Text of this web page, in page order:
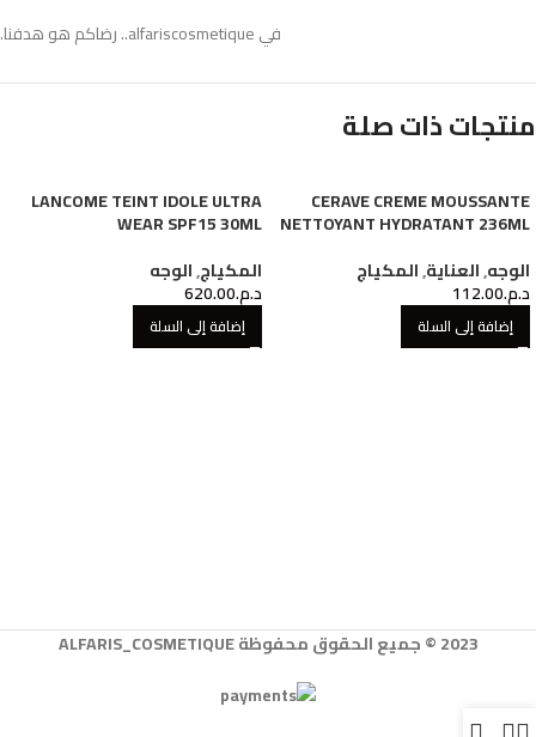
في alfariscosmetique.. رضاكم هو هدفنا.
منتجات ذات صلة
CERAVE CREME MOUSSANTE
NETTOYANT HYDRATANT 236ML
الوجه,العناية,المكياج
د.م.112.00
إضافة إلى السلة
LANCOME TEINT IDOLE ULTRA
WEAR SPF15 30ML
المكياج,الوجه
د.م.620.00
إضافة إلى السلة
2023 © جميع الحقوق محفوظة ALFARIS_COSMETIQUE